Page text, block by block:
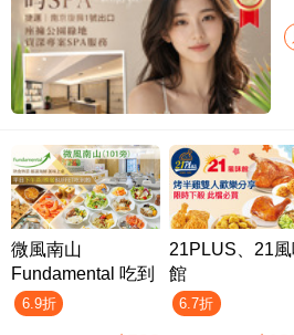
微風南山
Fundamental 吃到
飽6.9折
21PLUS、21風
館
6.7折